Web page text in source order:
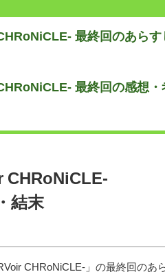
最終回のあらす
最終回の感想・
CHRoNiCLE-
結末
CHRoNiCLE-」の最終回のあ